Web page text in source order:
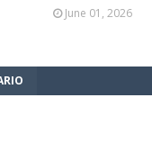
June 01, 2026